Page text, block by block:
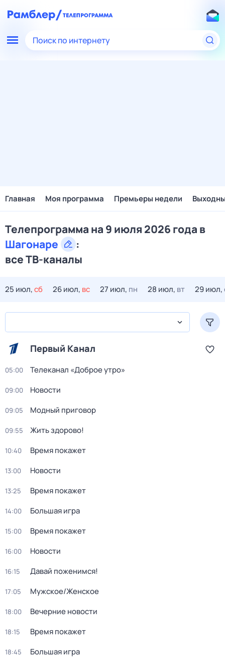
Поиск по интернету
Главная Моя программа Премьеры недели
Телепрограмма на 9 июля 2026 года в
Шагонаре
:
все ТВ-каналы
25 июл,сб 26 июл, вс 27 июл, пн 28 июл, вт 29 июл,
Первый Канал
05:00 Телеканал «Доброе утро»
09:00 Новости
09:05 Модный приговор
09:55 Жить здорово!
10:40 Время покажет
13:00 Новости
13:25 Время покажет
14:00 Большая игра
15:00 Время покажет
16:00 Новости
16:15 Давай поженимся!
17:05 Мужское/Женское
18:00 Вечерние новости
18:15 Время покажет
18:45 Большая игра